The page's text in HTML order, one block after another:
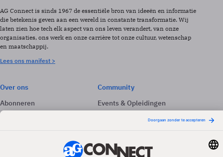
AG Connect is sinds 1967 de essentiële bron van ideeën en informatie
die betekenis geven aan een wereld in constante transformatie. Wij
laten zien hoe tech elk aspect van ons leven verandert, van onze
organisaties, ons werk en onze carrière tot onze cultuur, wetenschap
en maatschappij.
Lees ons manifest >
Over ons
Abonneren
Adverteren
Community
Events & Opleidingen